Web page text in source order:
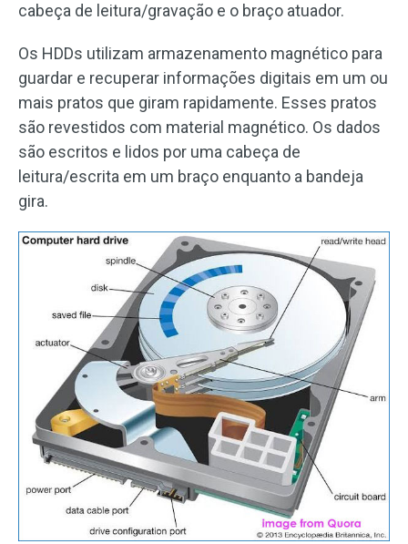
cabeça de leitura/gravação e o braço atuador.
Os HDDs utilizam armazenamento magnético para
guardar e recuperar informações digitais em um ou
mais pratos que giram rapidamente. Esses pratos
são revestidos com material magnético. Os dados
são escritos e lidos por uma cabeça de
leitura/escrita em um braço enquanto a bandeja
gira.